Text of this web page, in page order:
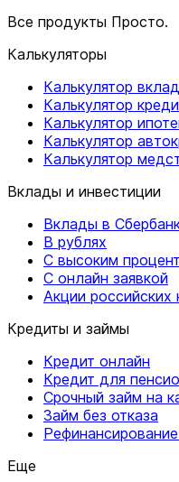
Все продукты Просто.
Калькуляторы
Калькулятор
Калькулятор
Калькулятор
Калькулятор
Калькулятор
Вклады и инвестиции
Вклады в
В рублях
С высоким
С онлайн заявкой
Акции российских
Кредиты и займы
Кредит онлайн
Кредит для
Срочный займ на
Займ без отказа
Еще